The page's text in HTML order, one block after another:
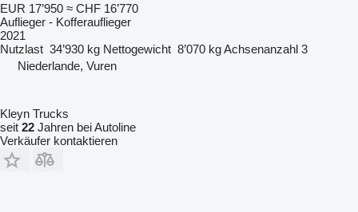
EUR 17’950 ≈ CHF 16’770
Auflieger - Kofferauflieger
2021
Nutzlast 34’930 kg Nettogewicht 8’070 kgAchsenanzahl 3
Niederlande, Vuren
Kleyn Trucks
seit 22 Jahren bei Autoline
Verkäufer kontaktieren